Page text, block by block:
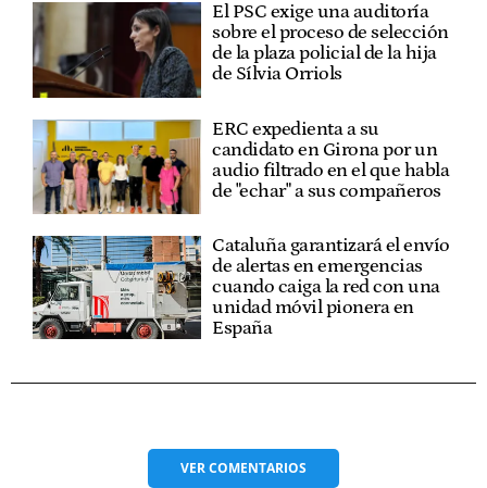
El PSC exige una auditoría
sobre el proceso de selección
de la plaza policial de la hija
de Sílvia Orriols
ERC expedienta a su
candidato en Girona por un
audio filtrado en el que habla
de "echar" a sus compañeros
Cataluña garantizará el envío
de alertas en emergencias
cuando caiga la red con una
unidad móvil pionera en
España
VERCOMENTARIOS